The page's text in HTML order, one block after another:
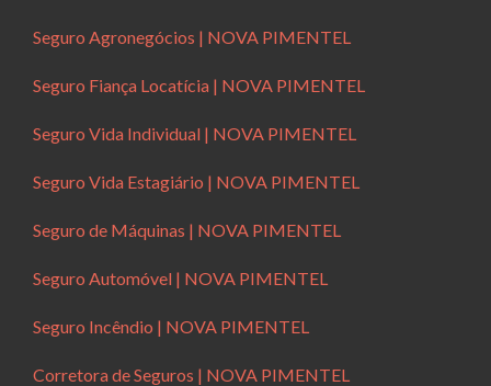
Seguro Agronegócios | NOVA PIMENTEL
Seguro Fiança Locatícia | NOVA PIMENTEL
Seguro Vida Individual | NOVA PIMENTEL
Seguro Vida Estagiário | NOVA PIMENTEL
Seguro de Máquinas | NOVA PIMENTEL
Seguro Automóvel | NOVA PIMENTEL
Seguro Incêndio | NOVA PIMENTEL
Corretora de Seguros | NOVA PIMENTEL